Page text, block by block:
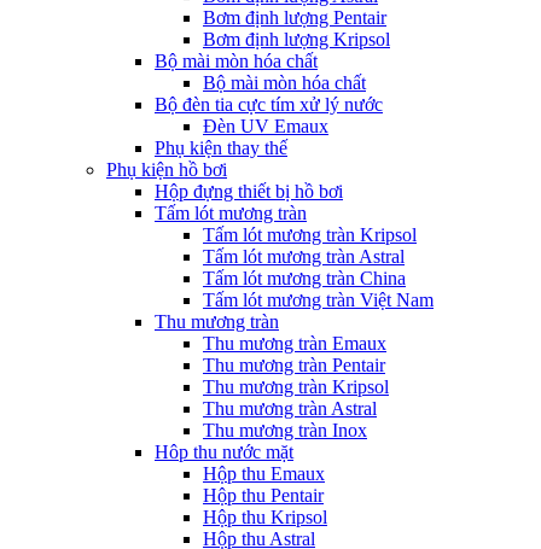
Bơm định lượng Pentair
Bơm định lượng Kripsol
Bộ mài mòn hóa chất
Bộ mài mòn hóa chất
Bộ đèn tia cực tím xử lý nước
Đèn UV Emaux
Phụ kiện thay thế
Phụ kiện hồ bơi
Hộp đựng thiết bị hồ bơi
Tấm lót mương tràn
Tấm lót mương tràn Kripsol
Tấm lót mương tràn Astral
Tấm lót mương tràn China
Tấm lót mương tràn Việt Nam
Thu mương tràn
Thu mương tràn Emaux
Thu mương tràn Pentair
Thu mương tràn Kripsol
Thu mương tràn Astral
Thu mương tràn Inox
Hôp thu nước mặt
Hộp thu Emaux
Hộp thu Pentair
Hộp thu Kripsol
Hộp thu Astral